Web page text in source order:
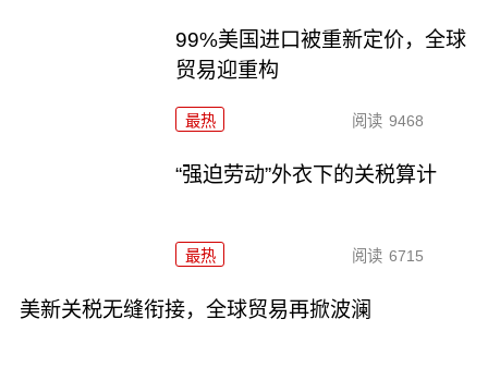
99%美国进口被重新定价，全球
贸易迎重构
最热 阅读 9468
“强迫劳动”外衣下的关税算计
最热 阅读 6715
美新关税无缝衔接，全球贸易再掀波澜